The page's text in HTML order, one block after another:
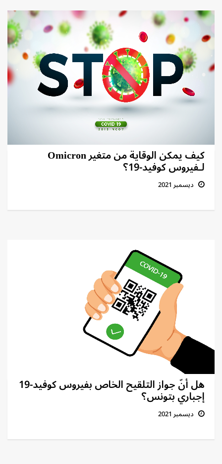
كيف يمكن الوقاية من متغير Omicron
لـفيروس كوفيد-19؟
ديسمبر 2021
هل أنّ جواز التلقيح الخاص بفيروس كوفيد-19
إجباري بتونس؟
ديسمبر 2021